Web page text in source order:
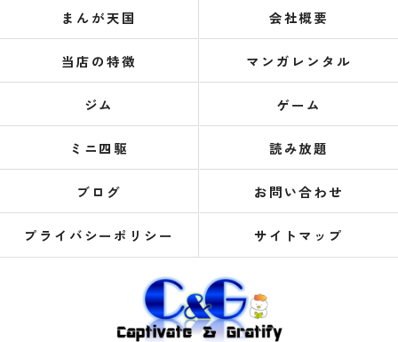
まんが天国 会社概要
当店の特徴 マンガレンタル
ジム ゲーム
ミニ四駆 読み放題
ブログ お問い合わせ
プライバシーポリシー サイトマップ